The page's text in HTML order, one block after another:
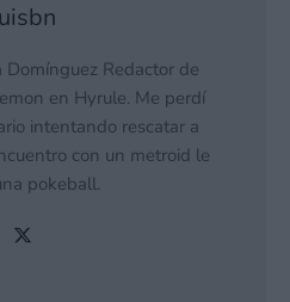
Redactor de
en Hyrule. Me perdí
intentando rescatar a
con un metroid le
pokeball.